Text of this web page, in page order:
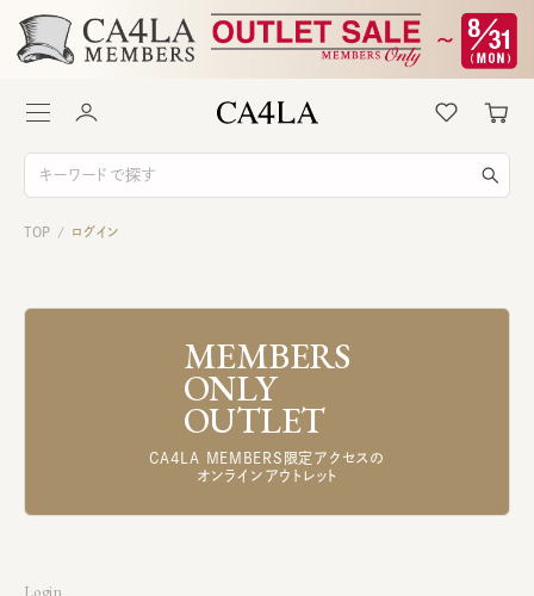
TOP / ログイン
MEMBERS
ONLY
OUTLET
CA4LA MEMBERS限定アクセスの
オンラインアウトレット
Login